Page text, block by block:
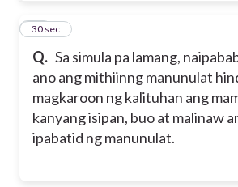
Q. Sa simula pa lamang,
ano ang mithiinng manunulat
magkaroon ng kalituhan ang
kanyang isipan, buo at malinaw
ipabatid ng manunulat.
13
30 sec